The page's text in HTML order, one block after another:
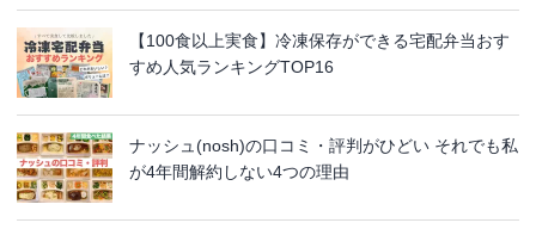
【100食以上実食】冷凍保存ができる宅配弁当おす
すめ人気ランキングTOP16
ナッシュ(nosh)の口コミ・評判がひどい それでも私
が4年間解約しない4つの理由